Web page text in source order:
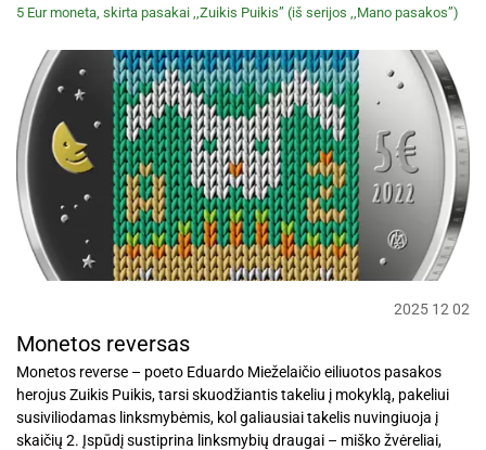
5 Eur moneta, skirta pasakai ,,Zuikis Puikis” (iš serijos ,,Mano pasakos”)
2025 12 02
Monetos reversas
Monetos reverse – poeto Eduardo Mieželaičio eiliuotos pasakos
herojus Zuikis Puikis, tarsi skuodžiantis takeliu į mokyklą, pakeliui
susiviliodamas linksmybėmis, kol galiausiai takelis nuvingiuoja į
skaičių 2. Įspūdį sustiprina linksmybių draugai – miško žvėreliai,